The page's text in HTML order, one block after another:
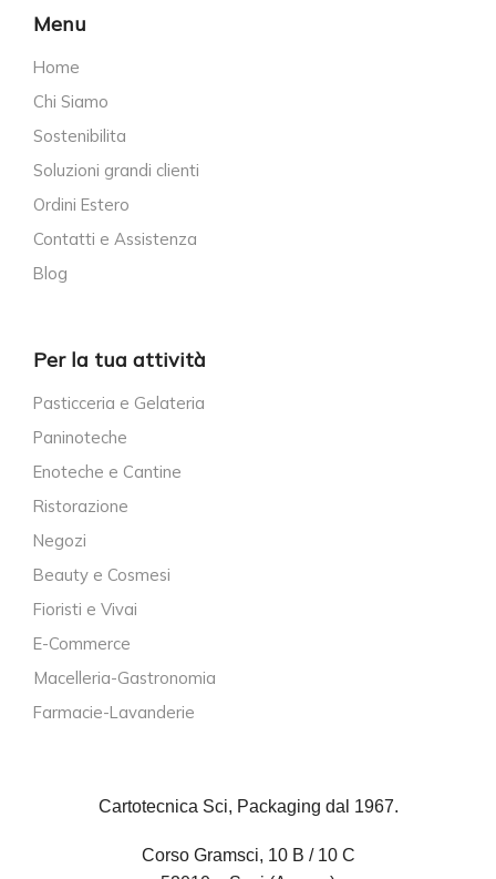
Menu
Home
Chi Siamo
Sostenibilita
Soluzioni grandi clienti
Ordini Estero
Contatti e Assistenza
Blog
Per la tua attività
Pasticceria e Gelateria
Paninoteche
Enoteche e Cantine
Ristorazione
Negozi
Beauty e Cosmesi
Fioristi e Vivai
E-Commerce
Macelleria-Gastronomia
Farmacie-Lavanderie
Cartotecnica Sci, Packaging dal 1967.
Corso Gramsci, 10 B / 10 C